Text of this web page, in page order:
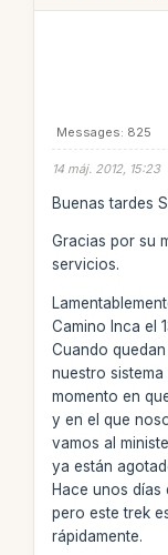
Messages: 825
14 máj. 2012, 15:23
Buenas tardes
Gracias por su
servicios.
Camino Inca el
Cuando
nuestro
momento en
y en el que
vamos al
ya están
Hace unos días
pero este trek
rápidamente.